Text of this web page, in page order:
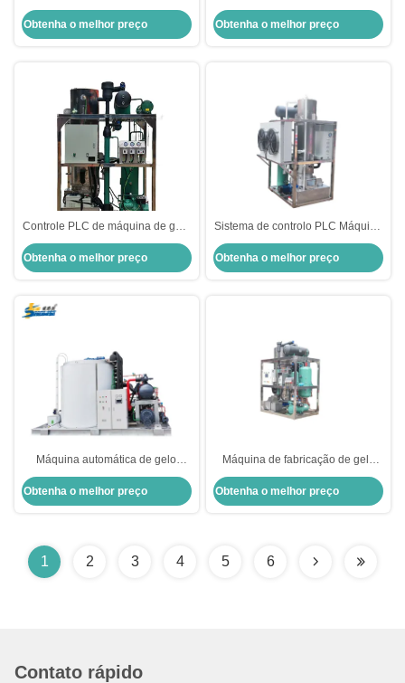
20T totalmente automática 170KW
Obtenha o melhor preço
comestível de aço inoxidável 304
10 toneladas
Obtenha o melhor preço
Controle PLC de máquina de gelo
de tubo de design personalizado
com personalização
Obtenha o melhor preço
Sistema de controlo PLC Máquina
de gelo de tubo Evaporador de
aço inoxidável Fabricante de gelo
tubular
Obtenha o melhor preço
Máquina automática de gelo
industrial de flocos de água do
mar de 40 toneladas para
conservação de alimentos
Obtenha o melhor preço
Máquina de fabricação de gelo
por tubo comercial
Obtenha o melhor preço
1 2 3 4 5 6
Contato rápido